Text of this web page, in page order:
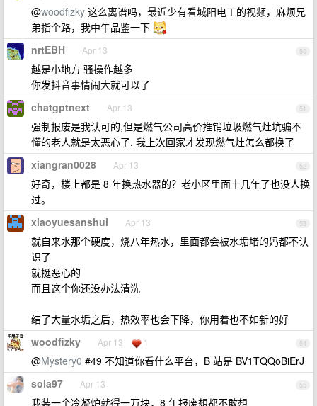
@woodfizky 这么离谱吗，最近少有看城阳电工的视频，麻烦兄
弟指个路，我中午品鉴一下
50
nrtEBH Apr 13
越是小地方 骚操作越多
你发抖音事情闹大就可以了
51
chatgptnext Apr 13
强制报废是我认可的,但是燃气公司高价推销垃圾燃气灶坑骗不
懂的老人就是太恶心了, 我上次回家才发现燃气灶怎么都换了
52
xiangran0028 Apr 13
好奇，楼上都是 8 年换热水器的？老小区里面十几年了也没人换
过。
53
xiaoyuesanshui Apr 13
就自来水那个硬度，烧八年热水，里面都会被水垢堵的妈都不认
识了
就挺恶心的
而且这个你还没办法清洗
结了大量水垢之后，热效率也会下降，你用着也不如新的好
54
woodfizky Apr 13 1
@Mystery0 #49 不知道你看什么平台，B 站是 BV1TQQoBiErJ
55
sola97 Apr 13
我装一个冷凝炉就得一万块，8 年报废想都不敢想